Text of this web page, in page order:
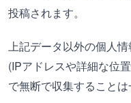
投稿されます。
上記データ以外の個人
(IPアドレスや詳細な位
で無断で収集することは